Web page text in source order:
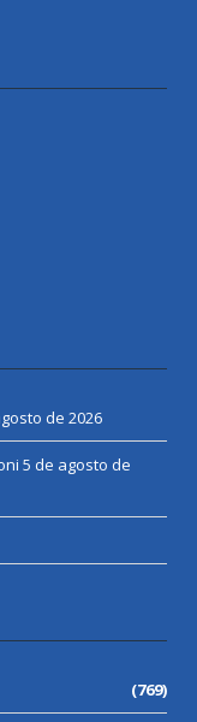
de 2026
5 de agosto de
(769)